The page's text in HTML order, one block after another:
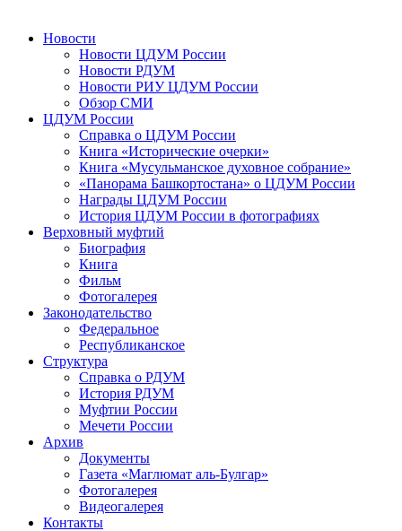
Новости
Новости ЦДУМ России
Новости РДУМ
Новости РИУ ЦДУМ России
Обзор СМИ
ЦДУМ России
Справка о ЦДУМ России
Книга «Исторические очерки»
Книга «Мусульманское духовное собрание»
«Панорама Башкортостана» о ЦДУМ России
Награды ЦДУМ России
История ЦДУМ России в фотографиях
Верховный муфтий
Биография
Книга
Фильм
Фотогалерея
Законодательство
Федеральное
Республиканское
Структура
Справка о РДУМ
История РДУМ
Муфтии России
Мечети России
Архив
Документы
Газета «Маглюмат аль-Булгар»
Фотогалерея
Видеогалерея
Контакты